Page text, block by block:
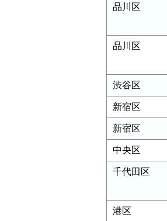
品川区
品川区
渋谷区
新宿区
新宿区
中央区
千代田区
港区